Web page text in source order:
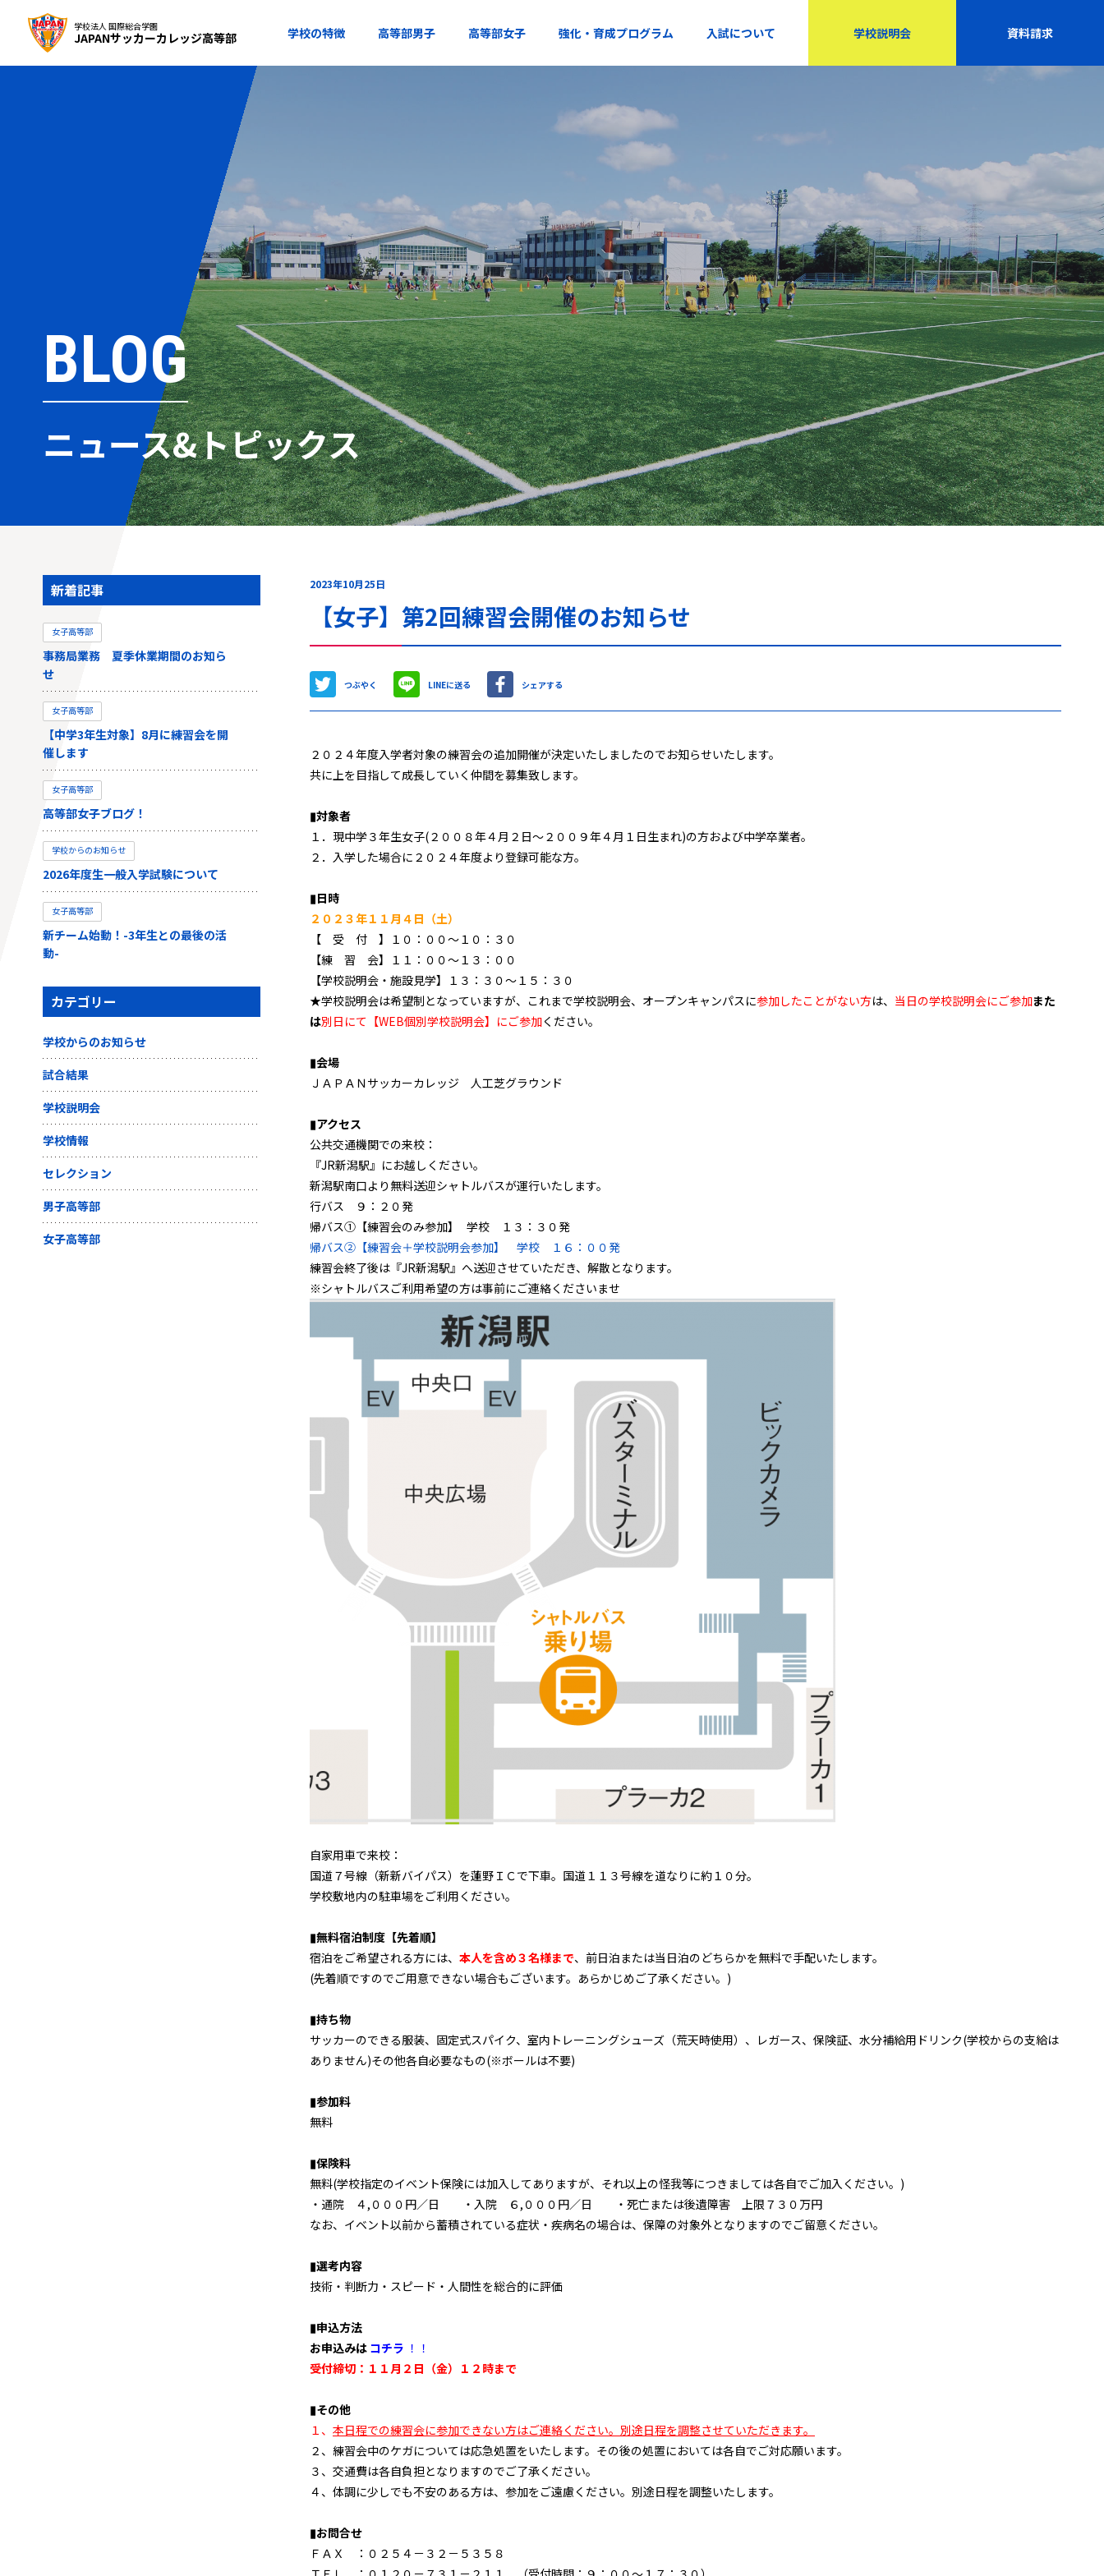
学校法人 国際総合学園
JAPANサッカーカレッジ高等部 学校の特徴 高等部男子 高等部女子 強化・育成プログラム 入試について 学校説明会 資料請求
BLOG
ニュース&トピックス
2023年10月25日
【女子】第2回練習会開催のお知らせ
つぶやく LINEに送る シェアする
２０２４年度入学者対象の練習会の追加開催が決定いたしましたのでお知らせいたします。
共に上を目指して成長していく仲間を募集致します。
▮対象者
１．現中学３年生女子(２００８年４月２日～２００９年４月１日生まれ)の方および中学卒業者。
２．入学した場合に２０２４年度より登録可能な方。
▮日時
２０２３年１１月４日（土）
【 受 付 】１０：００～１０：３０
【練 習 会】１１：００～１３：００
【学校説明会・施設見学】１３：３０～１５：３０
★学校説明会は希望制となっていますが、これまで学校説明会、オープンキャンパスに参加したことがない方は、 当日の学校説明会にご参加また
は別日にて【WEB個別学校説明会】にご参加ください。
▮会場
ＪＡＰＡＮサッカーカレッジ 人工芝グラウンド
▮アクセス
公共交通機関での来校：
『JR新潟駅』にお越しください。
新潟駅南口より無料送迎シャトルバスが運行いたします。
行バス ９：２０発
帰バス①【練習会のみ参加】 学校 １３：３０発
帰バス②【練習会＋学校説明会参加】 学校 １６：００発
練習会終了後は『JR新潟駅』へ送迎させていただき、解散となります。
※シャトルバスご利用希望の方は事前にご連絡くださいませ
自家用車で来校：
国道７号線（新新バイパス）を蓮野ＩＣで下車。国道１１３号線を道なりに約１０分。
学校敷地内の駐車場をご利用ください。
▮無料宿泊制度【先着順】
宿泊をご希望される方には、 本人を含め３名様まで、前日泊または当日泊のどちらかを無料で手配いたします。
(先着順ですのでご用意できない場合もございます。あらかじめご了承ください。)
▮持ち物
サッカーのできる服装、固定式スパイク、室内トレーニングシューズ（荒天時使用）、レガース、保険証、 水分補給用ドリンク(学校からの支給は
ありません)その他各自必要なもの(※ボールは不要)
▮参加料
無料
▮保険料
無料(学校指定のイベント保険には加入してありますが、それ以上の怪我等につきましては各自でご加入ください。)
・通院 ４,０００円／日 ・入院 ６,０００円／日 ・死亡または後遺障害 上限７３０万円
なお、イベント以前から蓄積されている症状・疾病名の場合は、保障の対象外となりますのでご留意ください。
▮選考内容
技術・判断力・スピード・人間性を総合的に評価
▮申込方法
お申込みは コチラ ！！
受付締切：１１月２日（金）１２時まで
▮その他
１、 本日程での練習会に参加できない方はご連絡ください。別途日程を調整させていただきます。
２、練習会中のケガについては応急処置をいたします。その後の処置においては各自でご対応願います。
３、交通費は各自負担となりますのでご了承ください。
４、体調に少しでも不安のある方は、参加をご遠慮ください。別途日程を調整いたします。
▮お問合せ
ＦＡＸ ：０２５４－３２－５３５８
新着記事
女子高等部
事務局業務 夏季休業期間のお知ら
せ
女子高等部
【中学3年生対象】8月に練習会を開
催します
女子高等部
高等部女子ブログ！
学校からのお知らせ
2026年度生一般入学試験について
女子高等部
新チーム始動！-3年生との最後の活
動-
カテゴリー
学校からのお知らせ
試合結果
学校説明会
学校情報
セレクション
男子高等部
女子高等部